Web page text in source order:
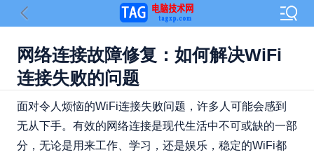
网络连接故障修复：如何解决WiFi
连接失败的问题
面对令人烦恼的WiFi连接失败问题，许多人可能会感到
无从下手。有效的网络连接是现代生活中不可或缺的一部
分，无论是用来工作、学习，还是娱乐，稳定的WiFi都